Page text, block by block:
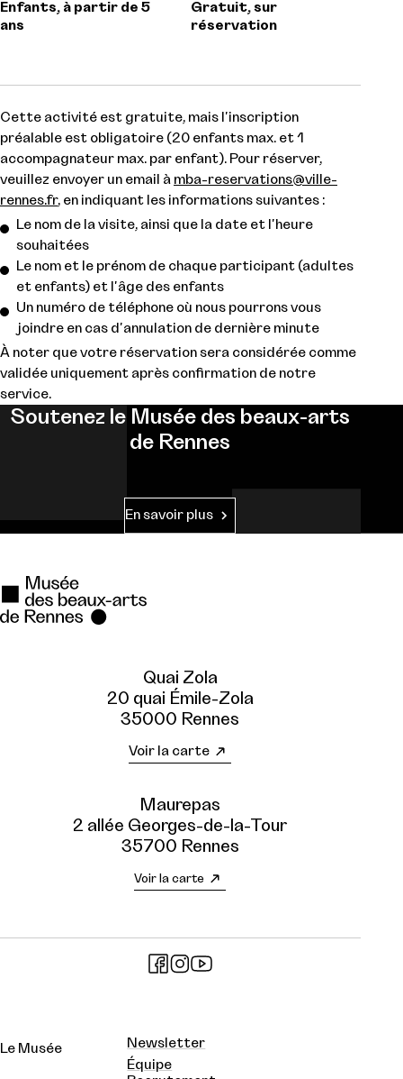
Enfants, à partir de 5
ans
Gratuit, sur
réservation
Cette activité est gratuite, mais l'inscription
préalable est obligatoire (20 enfants max. et 1
accompagnateur max. par enfant). Pour réserver,
veuillez envoyer un email à mba-reservations@ville-
rennes.fr, en indiquant les informations suivantes :
Le nom de la visite, ainsi que la date et l'heure
souhaitées
Le nom et le prénom de chaque participant (adultes
et enfants) et l'âge des enfants
Un numéro de téléphone où nous pourrons vous
joindre en cas d'annulation de dernière minute
À noter que votre réservation sera considérée comme
validée uniquement après confirmation de notre
service.
Soutenez le Musée des beaux-arts
de Rennes
En savoir plus
Quai Zola
20 quai Émile-Zola
35000 Rennes
Voir la carte
Maurepas
2 allée Georges-de-la-Tour
35700 Rennes
Voir la carte
Le Musée
Newsletter
Équipe